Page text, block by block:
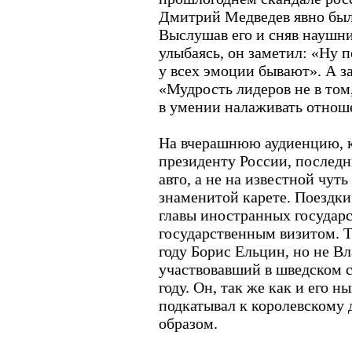
Дмитрий Медведев явно
Выслушав его и сняв
улыбаясь, он заметил: «Ну
у всех эмоции бывают». А
«Мудрость лидеров не в
в умении налаживать
На вчерашнюю аудиенцию,
президенту России,
авто, а не на известной
знаменитой карете.
главы иностранных
государственным визитом.
году Борис Ельцин, но не
участвовавший в шведском
году. Он, так же как и его
подкатывал к
образом.